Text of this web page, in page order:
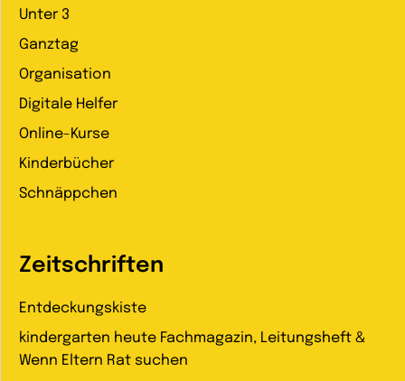
Unter 3
Ganztag
Organisation
Digitale Helfer
Online-Kurse
Kinderbücher
Schnäppchen
Zeitschriften
Entdeckungskiste
kindergarten heute Fachmagazin, Leitungsheft &
Wenn Eltern Rat suchen